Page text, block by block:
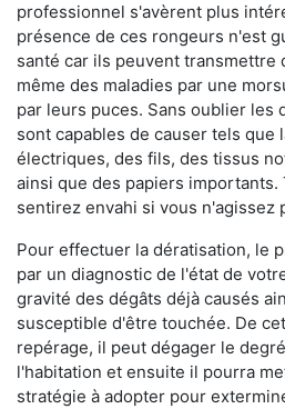
professionnel s'avèrent plus
présence de ces rongeurs n'est
santé car ils peuvent transmettre
même des maladies par une
par leurs puces. Sans oublier les
sont capables de causer tels que
électriques, des fils, des tissus
ainsi que des papiers importants.
sentirez envahi si vous n'agissez
Pour effectuer la dératisation, le
par un diagnostic de l'état de
gravité des dégâts déjà causés
susceptible d'être touchée. De
repérage, il peut dégager le
l'habitation et ensuite il pourra
stratégie à adopter pour